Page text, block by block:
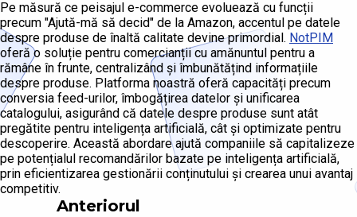
Pe măsură ce peisajul e-commerce evoluează cu funcții
precum "Ajută-mă să decid" de la Amazon, accentul pe datele
despre produse de înaltă calitate devine primordial. NotPIM
oferă o soluție pentru comercianții cu amănuntul pentru a
rămâne în frunte, centralizând și îmbunătățind informațiile
despre produse. Platforma noastră oferă capacități precum
conversia feed-urilor, îmbogățirea datelor și unificarea
catalogului, asigurând că datele despre produse sunt atât
pregătite pentru inteligența artificială, cât și optimizate pentru
descoperire. Această abordare ajută companiile să capitalizeze
pe potențialul recomandărilor bazate pe inteligența artificială,
prin eficientizarea gestionării conținutului și crearea unui avantaj
competitiv.
Anteriorul